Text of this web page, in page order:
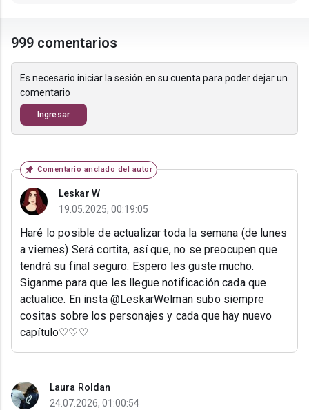
999 comentarios
Es necesario iniciar la sesión en su cuenta para poder dejar un
comentario
Ingresar
Comentario anclado del autor
Leskar W
19.05.2025, 00:19:05
Haré lo posible de actualizar toda la semana (de lunes
a viernes) Será cortita, así que, no se preocupen que
tendrá su final seguro. Espero les guste mucho.
Siganme para que les llegue notificación cada que
actualice. En insta @LeskarWelman subo siempre
cositas sobre los personajes y cada que hay nuevo
capítulo♡♡♡
Laura Roldan
24.07.2026, 01:00:54